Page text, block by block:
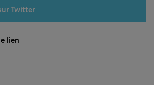
Twitter
lien